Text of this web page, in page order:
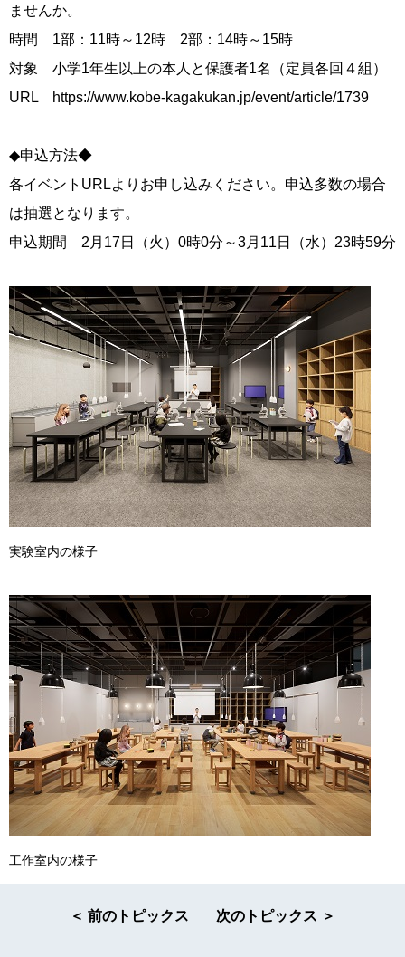
ませんか。
時間 1部：11時～12時 2部：14時～15時
対象 小学1年生以上の本人と保護者1名（定員各回４組）
URL https://www.kobe-kagakukan.jp/event/article/1739
◆申込方法◆
各イベントURLよりお申し込みください。申込多数の場合
は抽選となります。
申込期間 2月17日（火）0時0分～3月11日（水）23時59分
実験室内の様子
工作室内の様子
＜ 前のトピックス 次のトピックス ＞